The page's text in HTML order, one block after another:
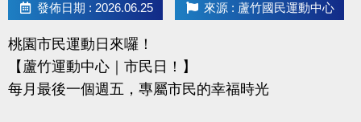
發佈日期 : 2026.06.25 來源 : 蘆竹國民運動中心
桃園市民運動日來囉！
【蘆竹運動中心｜市民日！】
每月最後一個週五，專屬市民的幸福時光